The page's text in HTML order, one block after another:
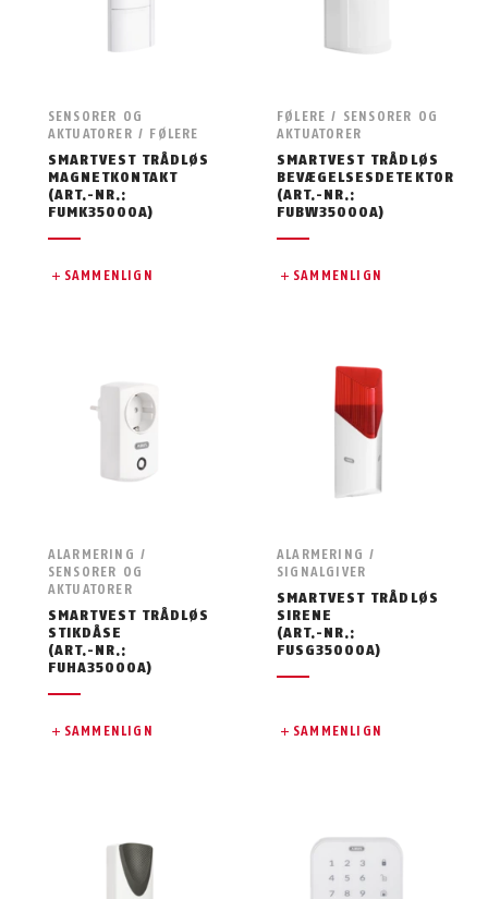
SENSORER OG
AKTUATORER / FØLERE
SMARTVEST TRÅDLØS
MAGNETKONTAKT
(ART.-NR.:
FUMK35000A)
SAMMENLIGN
FØLERE / SENSORER OG
AKTUATORER
SMARTVEST TRÅDLØS
BEVÆGELSESDETEKTOR
(ART.-NR.:
FUBW35000A)
SAMMENLIGN
ALARMERING /
SENSORER OG
AKTUATORER
SMARTVEST TRÅDLØS
STIKDÅSE
(ART.-NR.:
FUHA35000A)
SAMMENLIGN
ALARMERING /
SIGNALGIVER
SMARTVEST TRÅDLØS
SIRENE
(ART.-NR.:
FUSG35000A)
SAMMENLIGN